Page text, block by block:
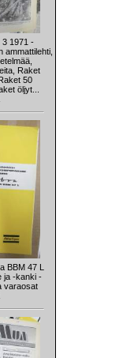
3 1971 -
ammattilehti,
Raket
50
öljyt...
BBM 47 L
ja -kanki -
varaosat